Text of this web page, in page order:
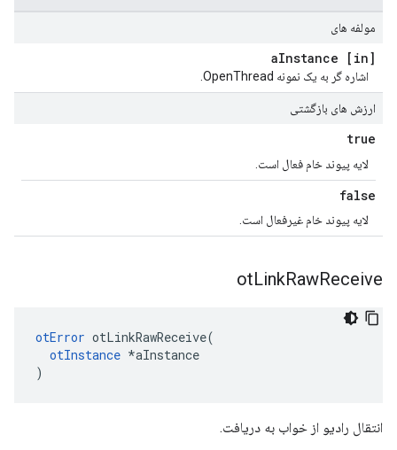
مولفه های
[in] a
Instance
اشاره گر به یک نمونه OpenThread.
ارزش های بازگشتی
true
لایه پیوند خام فعال است.
false
لایه پیوند خام غیرفعال است.
otLinkRawReceive
otError otLinkRawReceive(
otInstance *aInstance
)
انتقال رادیو از خواب به دریافت.